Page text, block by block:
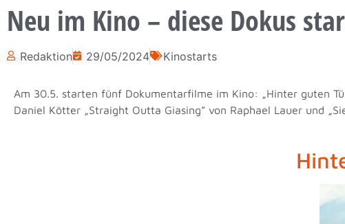
Neu im Kino – diese Dokus
Redaktion 29/05/2024 Kinostarts
Am 30.5. starten fünf Dokumentarfilme im Kino: „Hinter guten
Daniel Kötter „Straight Outta Giasing” von Raphael Lauer und